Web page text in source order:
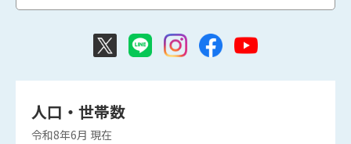
人口・世帯数
令和8年6月 現在